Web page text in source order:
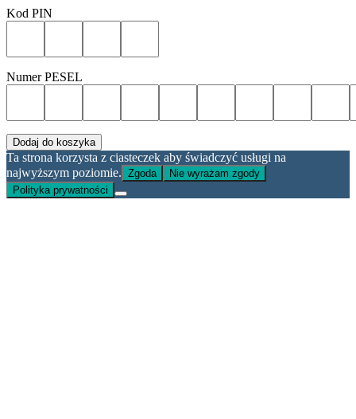
Kod PIN
Numer PESEL
Dodaj do koszyka
Ta strona korzysta z ciasteczek aby świadczyć usługi na
najwyższym poziomie. Zgoda
Nie wyrażam zgody
Polityka prywatności